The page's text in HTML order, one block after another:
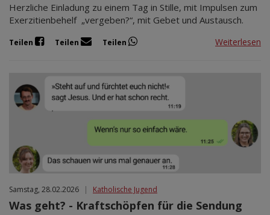
Herzliche Einladung zu einem Tag in Stille, mit Impulsen zum
Exerzitienbehelf „vergeben?“, mit Gebet und Austausch.
Teilen Teilen Teilen Weiterlesen
Samstag, 28.02.2026 | Katholische Jugend
Was geht? - Kraftschöpfen für die Sendung